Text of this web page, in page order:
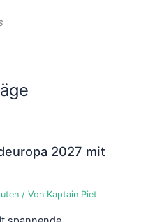
2027 mit
/ Von Kaptain Piet